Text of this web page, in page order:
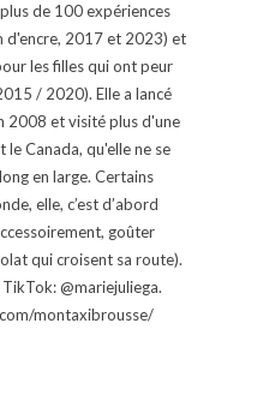
de 100 expériences
d'encre, 2017 et 2023) et
les filles qui ont peur
/ 2020). Elle a lancé
2008 et visité plus d'une
Canada, qu'elle ne se
en large. Certains
elle, c’est d’abord
goûter
qui croisent sa route).
@mariejuliega.
montaxibrousse/